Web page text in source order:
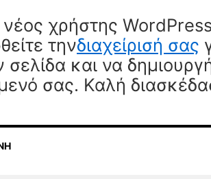
χρήστης
τηνδιαχείρισή σας
σελίδα και να
σας. Καλή